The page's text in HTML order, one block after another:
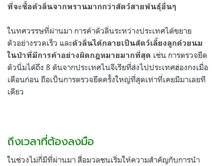
ที่จะซื้อตัวลิ่นจากพรานมากกว่าสัตว์สายพันธุ์อื่นๆ
ในทศวรรษที่ผ่านมา การค้าตัวลิ่นระหว่างประเทศได้ขยาย
ตัวอย่างรวดเร็ว และตัวลิ่นได้กลายเป็นสัตว์เลี้ยงลูกด้วยนม
ในป่าที่มีการค้าอย่างผิดกฎหมายมากที่สุด เช่น การตรวจยึด
ตัวนิ่มได้ถึง 8 ตันจากประเทศไนจีเรียที่ส่งไปประเทศฮ่องกงเมื่อ
เดือนก่อน ถือเป็นการตรวจยึดครั้งใหญ่ที่สุดเท่าที่เคยมีมาเลยที
เดียว
ถึงเวลาที่ต้องลงมือ
ในช่วงไม่กี่มีที่ผ่านมา สื่อมวลชนเริ่มให้ความสำคัญกับการนำ